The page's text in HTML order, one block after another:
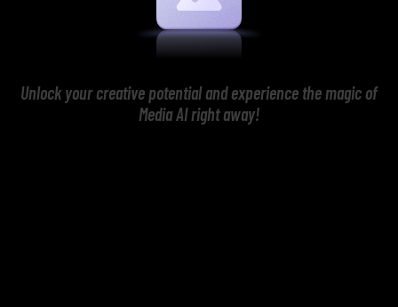
Unlock your creative potential and experience the magic of
Media AI right away!